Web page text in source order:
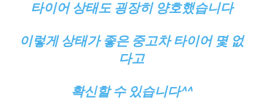
타이어 상태도 굉장히 양호했습니다
이렇게 상태가 좋은 중고차 타이어 몇 없
다고
확신할 수 있습니다^^